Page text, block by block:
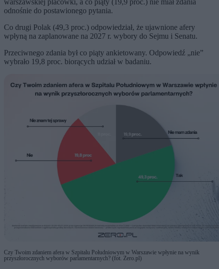
warszawskiej placówki, a co piąty (19,9 proc.) nie miał zdania
odnośnie do postawionego pytania.
Co drugi Polak (49,3 proc.) odpowiedział, że ujawnione afery
wpłyną na zaplanowane na 2027 r. wybory do Sejmu i Senatu.
Przeciwnego zdania był co piąty ankietowany. Odpowiedź „nie”
wybrało 19,8 proc. biorących udział w badaniu.
Czy Twoim zdaniem afera w Szpitalu Południowym w Warszawie wpłynie na wynik
przyszłorocznych wyborów parlamentarnych? (fot. Zero.pl)